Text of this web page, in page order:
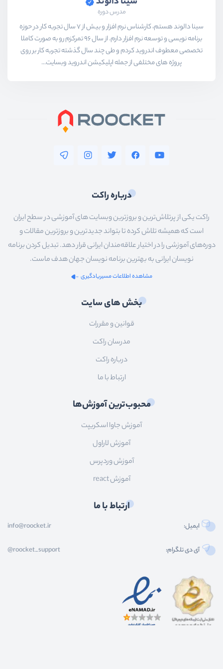
مدرس دوره
سینا دالوند هستم،‌ کارشناس نرم افزار و بیش از 7 سال تجربه کار در حوزه
برنامه نویسی و توسعه نرم افزار دارم. از سال 96 تمرکزم رو به صورت کاملا
تخصصی معطوف اندروید کردم و طی چند سال گذشته تجربه کار بر روی
پروژه های مختلفی از جمله اپلیکیشن اندروید وبسایت...
درباره راکت
راکت یکی از پرتلاش‌ترین و بروزترین وبسایت های آموزشی در سطح ایران
است که همیشه تلاش کرده تا بتواند جدیدترین و بروزترین مقالات و
دوره‌های آموزشی را در اختیار علاقه‌مندان ایرانی قرار دهد. تبدیل کردن برنامه
نویسان ایرانی به بهترین برنامه نویسان جهان هدف ماست.
مشاهده اطلاعات مسیریادگیری
بخش های سایت
قوانین و مقررات
مدرسان راکت
درباره راکت
ارتباط با ما
محبوب‌ترین آموزش‌ها
آموزش جاوا اسکریپت
آموزش لاراول
آموزش وردپرس
آموزش react
ارتباط با ما
ایمیل: info@roocket.ir
آی دی تلگرام: @roocket_support